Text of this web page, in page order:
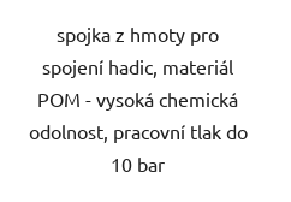
spojka z hmoty pro
spojení hadic, materiál
POM - vysoká chemická
odolnost, pracovní tlak do
10 bar